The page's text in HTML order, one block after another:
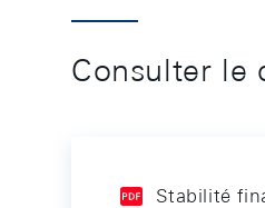
Consulter le
Stabilité